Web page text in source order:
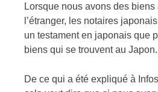
Lorsque nous avons des biens
l’étranger, les notaires
un testament en japonais que
biens qui se trouvent au Japon.
De ce qui a été expliqué à